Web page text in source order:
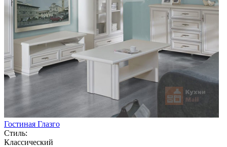
Гостиная Глазго
Стиль:
Классический